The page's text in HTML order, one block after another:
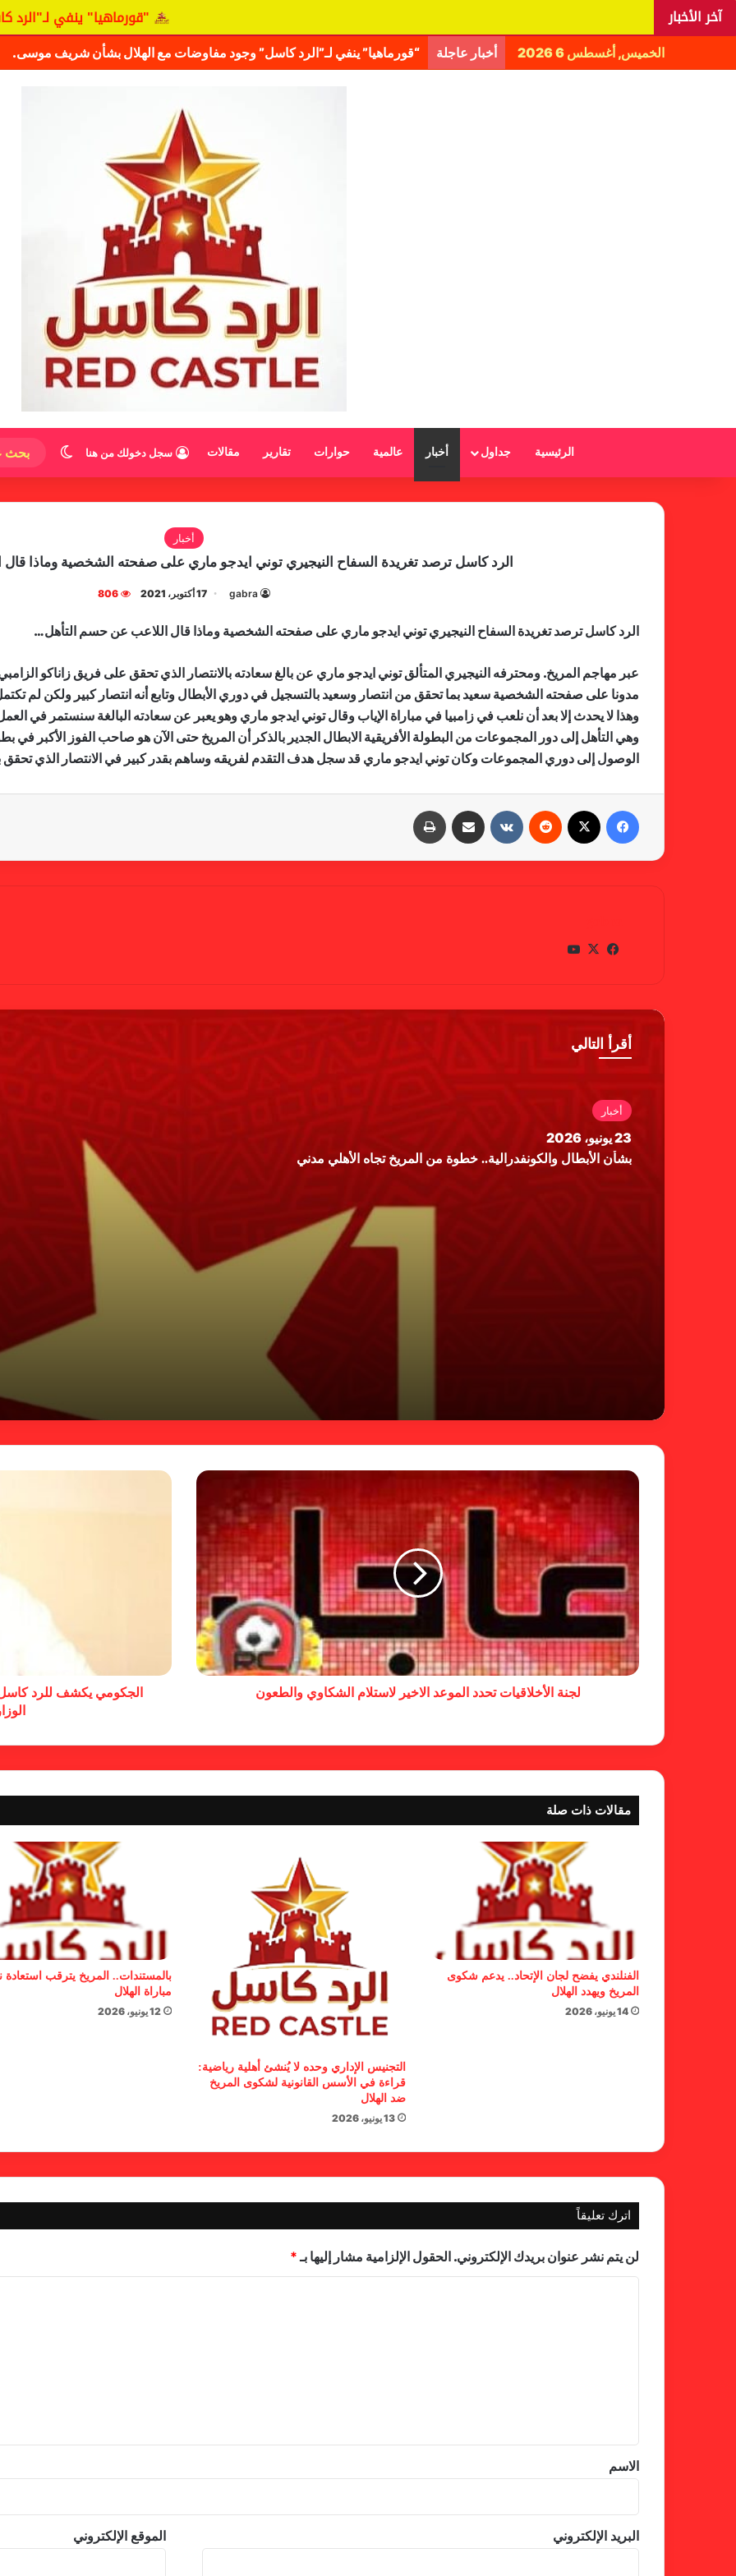
آخر الأخبار "قورماهيا" ينفي لـ"الرد كاسل"
الخميس, أغسطس 6 2026 أخبار عاجلة اليانغا يكشف حقيقة مفاوضات نجم المريخ
الرئيسية جداول أخبار عالمية حوارات تقارير مقالات سجل دخولك من هنا الوضع
أخبار
الرد كاسل ترصد تغريدة السفاح النيجيري توني ايدجو ماري على صفحته الشخصية وماذا
gabra 17 أكتوبر، 2021 806
الرد كاسل ترصد تغريدة السفاح النيجيري توني ايدجو ماري على صفحته الشخصية وماذا قال اللاعب عن حسم التأهل…
عبر مهاجم المريخ. ومحترفه النيجيري المتألق توني ايدجو ماري عن بالغ سعادته بالانتصار الذي تحقق على فريق زاناكو
مدونا على صفحته الشخصية سعيد بما تحقق من انتصار وسعيد بالتسجيل في دوري الأبطال وتابع أنه انتصار كبير ولكن لم
وهذا لا يحدث إلا بعد أن نلعب في زامبيا في مباراة الإياب وقال توني ايدجو ماري وهو يعبر عن سعادته البالغة سنستمر في
وهي التأهل إلى دور المجموعات من البطولة الأفريقية الابطال الجدير بالذكر أن المريخ حتى الآن هو صاحب الفوز الأكبر في
الوصول إلى دوري المجموعات وكان توني ايدجو ماري قد سجل هدف التقدم لفريقه وساهم بقدر كبير في الانتصار الذي تحقق
في
وك
X
أقرأ التالي
أخبار
23 يونيو، 2026
بشأن الأبطال والكونفدرالية.. خطوة من المريخ تجاه الأهلي مدني
لجنة الأخلاقيات تحدد الموعد الاخير لاستلام الشكاوي والطعون
الجكومي يكشف للرد
مقالات ذات صلة
الفنلندي يفضح لجان الإتحاد.. يدعم شكوى
المريخ ويهدد الهلال
14 يونيو، 2026
التجنيس الإداري وحده لا يُنشئ أهلية رياضية:
قراءة في الأسس القانونية لشكوى المريخ
ضد الهلال
13 يونيو، 2026
بالمستندات.. المريخ يترقب استعادة
مباراة الهلال
12 يونيو، 2026
اترك تعليقاً
لن يتم نشر عنوان بريدك الإلكتروني. الحقول الإلزامية مشار إليها بـ*
*
الاسم
البريد الإلكتروني الموقع الإلكتروني